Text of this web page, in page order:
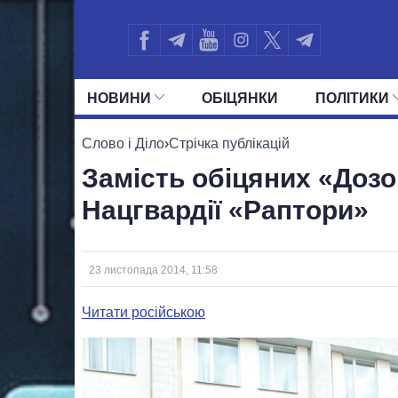
НОВИНИ ОБIЦЯНКИ ПОЛIТИКИ
УСІ ПОЛІТИКИ
Слово і Діло›Стрічка публікацій
Замість обіцяних
Нацгвардії «Раптори»
23 листопада 2014, 11:58
Читати російською